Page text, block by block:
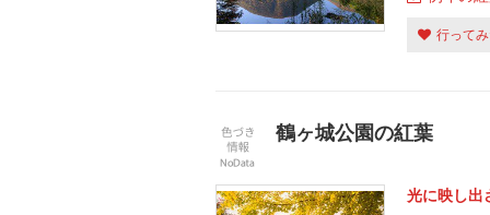
行って
鶴ヶ城公園の紅葉
光に映し出